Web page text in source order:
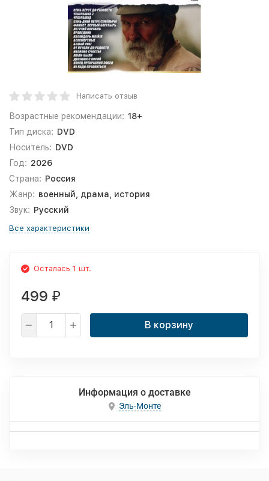
Написать отзыв
Возрастные рекомендации: 18+
Тип диска: DVD
Носитель: DVD
Год: 2026
Страна: Россия
Жанр: военный, драма, история
Звук: Русский
Все характеристики
Осталась 1 шт.
499 ₽
В корзину
Информация о доставке
Эль-Монте